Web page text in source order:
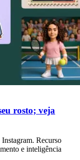
rosto; veja
Recurso
e inteligência